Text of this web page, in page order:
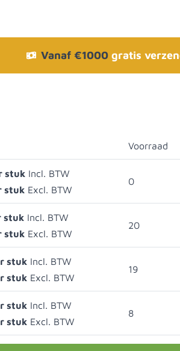
Vanaf €1000 gratis
Voorraad
0
20
19
8